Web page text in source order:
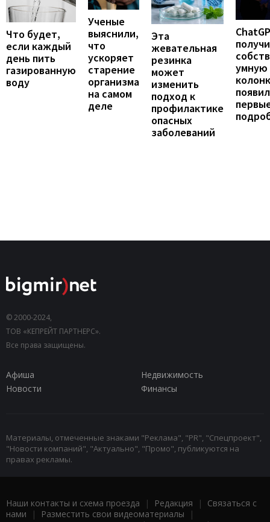
Что будет,
если каждый
день пить
газированную
воду
Ученые
выяснили,
что
ускоряет
старение
организма
на самом
деле
Эта
жевательная
резинка
может
изменить
подход к
профилактике
опасных
заболеваний
умную
© 2000-2024,
ТОВ «КЕПРЕЙТ ПАРТНЕРС».
Все права защищены.
Афиша
Недвижимость
Новости
Финансы
Материалы, отмеченные знаками "Реклама", "PR", "Спецпроект",
"Новости компаний", "Актуально", "Промо", публикуются на
правах рекламы.
Наши контакты и схема проезда | Редакция | Связаться с
нами | Разместить свои видеоматериалы |